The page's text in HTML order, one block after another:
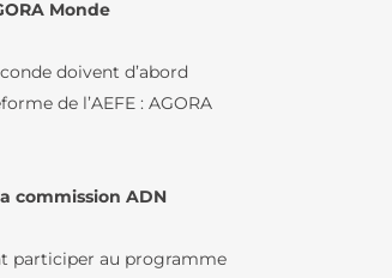
Monde
doivent d’abord
de l’AEFE : AGORA
commission ADN
participer au programme